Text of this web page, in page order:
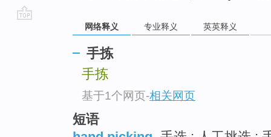
网络释义 专业释义 英英释义
手拣
手拣
基于1个网页-相关网页
短语